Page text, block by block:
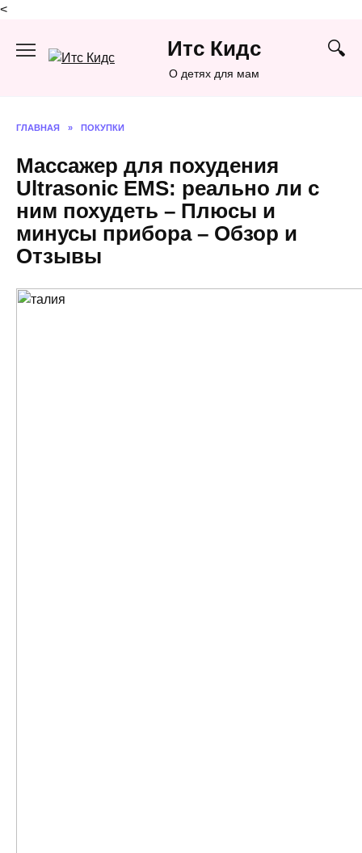
<
содержанию
Итс Кидс
О детях для мам
ГЛАВНАЯ » ПОКУПКИ
Массажер для похудения
Ultrasonic EMS: реально ли с
ним похудеть – Плюсы и
минусы прибора – Обзор и
Отзывы